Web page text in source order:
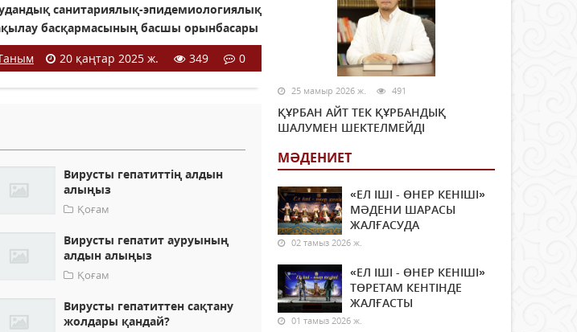
санитариялық-эпидемиологиялық
басқармасының басшы орынбасары
20 қаңтар 2025 ж. 349 0
Вирусты гепатиттің алдын
алыңыз
Қоғам
Вирусты гепатит ауруының
алдын алыңыз
Қоғам
Вирусты гепатиттен сақтану
жолдары қандай?
25 мамыр 2026 ж. 491
ҚҰРБАН АЙТ ТЕК ҚҰРБАНДЫҚ
ШАЛУМЕН ШЕКТЕЛМЕЙДІ
МӘДЕНИЕТ
«ЕЛ ІШІ - ӨНЕР КЕНІШІ»
МӘДЕНИ ШАРАСЫ
ЖАЛҒАСУДА
02 тамыз 2026 ж.
«ЕЛ ІШІ - ӨНЕР КЕНІШІ»
ТӨРЕТАМ КЕНТІНДЕ
ЖАЛҒАСТЫ
01 тамыз 2026 ж.